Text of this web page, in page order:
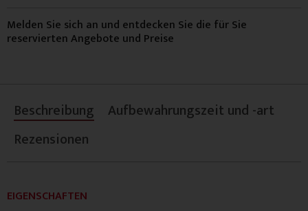
Melden Sie sich an und entdecken Sie die für Sie
reservierten Angebote und Preise
Beschreibung
Aufbewahrungszeit und -art
Rezensionen
EIGENSCHAFTEN